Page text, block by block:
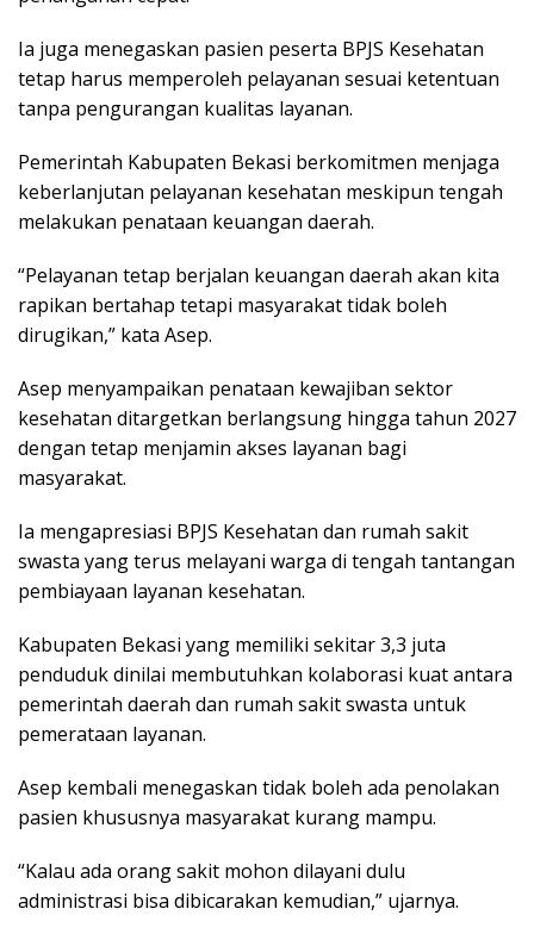
Ia juga menegaskan pasien peserta BPJS Kesehatan
tetap harus memperoleh pelayanan sesuai ketentuan
tanpa pengurangan kualitas layanan.
Pemerintah Kabupaten Bekasi berkomitmen menjaga
keberlanjutan pelayanan kesehatan meskipun tengah
melakukan penataan keuangan daerah.
“Pelayanan tetap berjalan keuangan daerah akan kita
rapikan bertahap tetapi masyarakat tidak boleh
dirugikan,” kata Asep.
Asep menyampaikan penataan kewajiban sektor
kesehatan ditargetkan berlangsung hingga tahun 2027
dengan tetap menjamin akses layanan bagi
masyarakat.
Ia mengapresiasi BPJS Kesehatan dan rumah sakit
swasta yang terus melayani warga di tengah tantangan
pembiayaan layanan kesehatan.
Kabupaten Bekasi yang memiliki sekitar 3,3 juta
penduduk dinilai membutuhkan kolaborasi kuat antara
pemerintah daerah dan rumah sakit swasta untuk
pemerataan layanan.
Asep kembali menegaskan tidak boleh ada penolakan
pasien khususnya masyarakat kurang mampu.
“Kalau ada orang sakit mohon dilayani dulu
administrasi bisa dibicarakan kemudian,” ujarnya.